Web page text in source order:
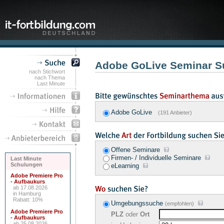
nach Stichwort
nach Thema
Last Minute
Last Minute
Schulungen
Adobe Premiere Pro
- Aufbaukurs
ab 17.08.2026
in Hamburg
Rabatt: 10%
Adobe Premiere Pro
- Aufbaukurs
Adobe GoLive Seminar
Adobe GoLive (191 Anbieter)
Offene Seminare
Firmen- / Individuelle Seminare
eLearning
Umgebungssuche (empfohlen)
PLZ oder Ort